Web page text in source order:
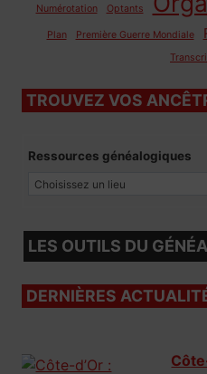
Numérotation Optants
Plan Première Guerre Mondiale
TROUVEZ VOS
Ressources généalogiques
LES OUTILS DU
DERNIÈRES